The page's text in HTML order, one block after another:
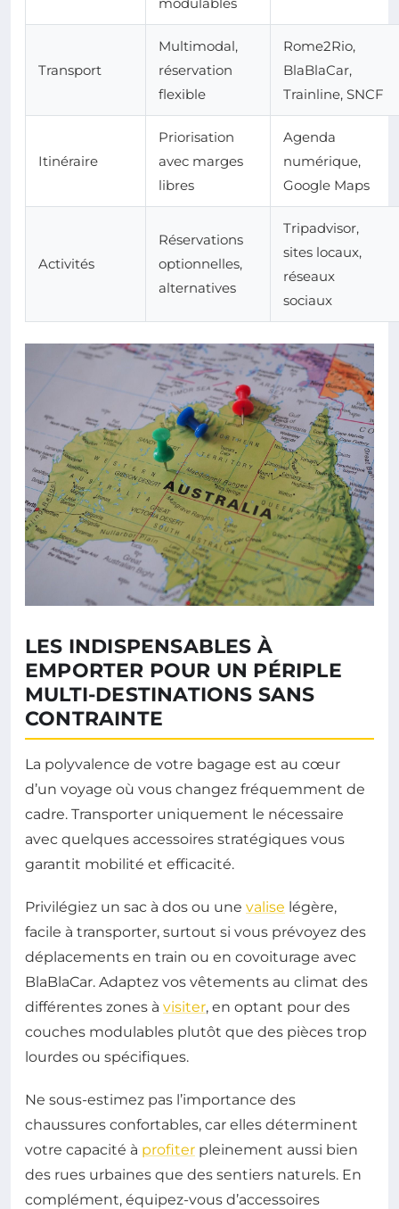
Transport
Multimodal,
réservation
flexible
Rome2Rio,
BlaBlaCar,
Trainline, SNCF
Itinéraire
Priorisation
avec marges
libres
Agenda
numérique,
Google Maps
Activités
Réservations
optionnelles,
alternatives
Tripadvisor,
sites locaux,
réseaux
sociaux
LES INDISPENSABLES À
EMPORTER POUR UN PÉRIPLE
MULTI-DESTINATIONS SANS
CONTRAINTE
La polyvalence de votre bagage est au cœur
d’un voyage où vous changez fréquemment de
cadre. Transporter uniquement le nécessaire
avec quelques accessoires stratégiques vous
garantit mobilité et efficacité.
Privilégiez un sac à dos ou une valise légère,
facile à transporter, surtout si vous prévoyez des
déplacements en train ou en covoiturage avec
BlaBlaCar. Adaptez vos vêtements au climat des
différentes zones à visiter, en optant pour des
couches modulables plutôt que des pièces trop
lourdes ou spécifiques.
Ne sous-estimez pas l’importance des
chaussures confortables, car elles déterminent
votre capacité à profiter pleinement aussi bien
des rues urbaines que des sentiers naturels. En
complément, équipez-vous d’accessoires